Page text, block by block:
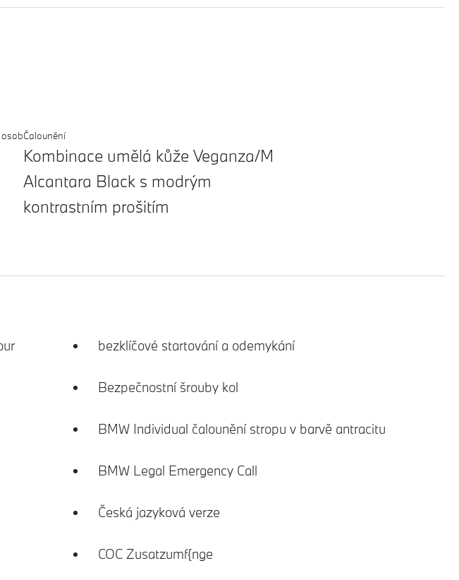
osobČalounění
Kombinace umělá kůže Veganza/M
Alcantara Black s modrým
kontrastním prošitím
bezklíčové startování a odemykání
Bezpečnostní šrouby kol
BMW Individual čalounění stropu v barvě antracitu
BMW Legal Emergency Call
Česká jazyková verze
COC Zusatzumf{nge